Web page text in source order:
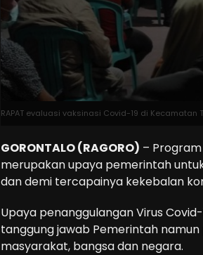
RAPAT evaluasi vaksinasi Covid-19 di
GORONTALO (RAGORO) –
merupakan upaya pemerintah
dan demi tercapainya kekebalan
Upaya penanggulangan Virus
tanggung jawab Pemerintah
masyarakat, bangsa dan negara.